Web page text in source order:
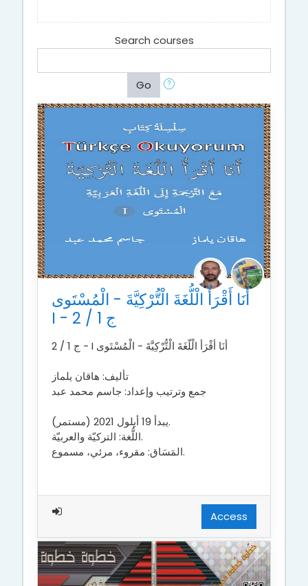
Search courses
Go
أَنَا أَقْرَأُ الْلُّغَةَ الْتُّرْكِيَّةَ - الْمُسْتَوى
I - ج 1 / 2
أَنَا أَقْرَأُ الْلُّغَةَ الْتُّرْكِيَّةَ - الْمُسْتَوى I - ج 1 / 2
تأليف: هاقان يلماز
جمع وترتيب وإعداد: جاسم محمد عبد
يبدأ 19 أيلول 2021 (مستمر).
اللُّغة: التركيّة والعربيّة.
المَسَاق: مقروء، مرئي، مسموع.
Access